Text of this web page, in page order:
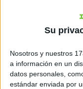
Su
Nosotros y nuestros
a información en un
datos personales,
estándar enviada por